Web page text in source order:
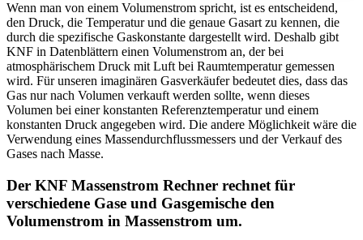
Wenn man von einem Volumenstrom spricht, ist es entscheidend,
den Druck, die Temperatur und die genaue Gasart zu kennen, die
durch die spezifische Gaskonstante dargestellt wird. Deshalb gibt
KNF in Datenblättern einen Volumenstrom an, der bei
atmosphärischem Druck mit Luft bei Raumtemperatur gemessen
wird. Für unseren imaginären Gasverkäufer bedeutet dies, dass das
Gas nur nach Volumen verkauft werden sollte, wenn dieses
Volumen bei einer konstanten Referenztemperatur und einem
konstanten Druck angegeben wird. Die andere Möglichkeit wäre die
Verwendung eines Massendurchflussmessers und der Verkauf des
Gases nach Masse.
Der KNF Massenstrom Rechner rechnet für
verschiedene Gase und Gasgemische den
Volumenstrom in Massenstrom um.